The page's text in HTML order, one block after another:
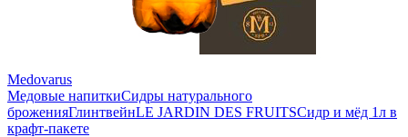
Medovarus
Медовые напиткиСидры натурального
броженияГлинтвейнLE JARDIN DES FRUITSСидр и мёд 1л в
крафт-пакете